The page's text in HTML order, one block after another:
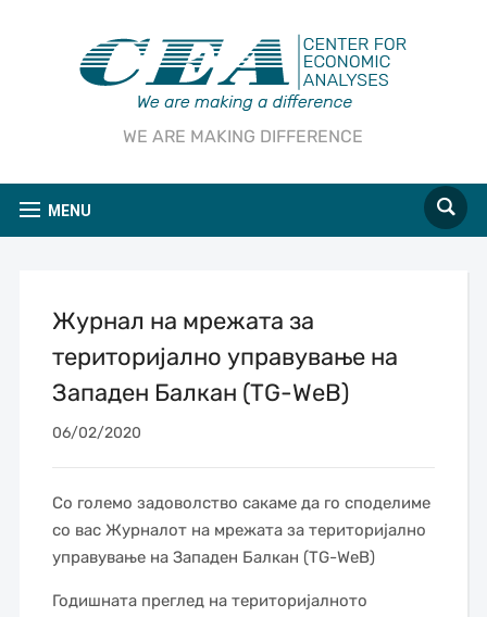
WE ARE MAKING DIFFERENCE
MENU
Журнал на мрежата за
територијално управување на
Западен Балкан (TG-WeB)
06/02/2020
Со големо задоволство сакаме да го споделиме
со вас Журналот на мрежата за територијално
управување на Западен Балкан (TG-WeB)
Годишната преглед на територијалното